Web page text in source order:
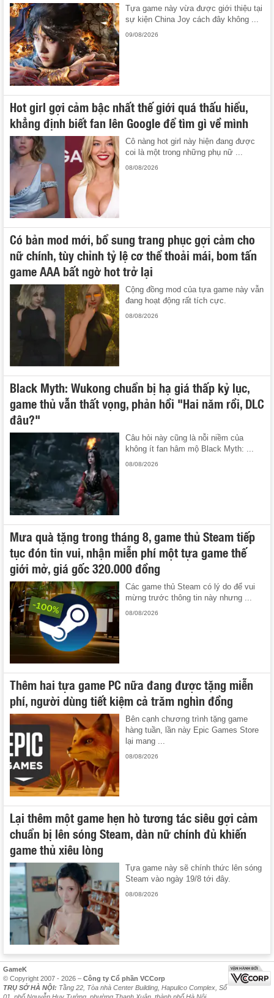
Tựa game này vừa được giới thiệu tại
sự kiện China Joy cách đây không ...
09/08/2026
Hot girl gợi cảm bậc nhất thế giới quá thấu hiểu,
khẳng định biết fan lên Google để tìm gì về mình
Cô nàng hot girl này hiện đang được
coi là một trong những phụ nữ ...
08/08/2026
Có bản mod mới, bổ sung trang phục gợi cảm cho
nữ chính, tùy chỉnh tỷ lệ cơ thể thoải mái, bom tấn
game AAA bất ngờ hot trở lại
Cộng đồng mod của tựa game này vẫn
đang hoạt động rất tích cực.
08/08/2026
Black Myth: Wukong chuẩn bị hạ giá thấp kỷ lục,
game thủ vẫn thất vọng, phản hồi "Hai năm rồi, DLC
đâu?"
Câu hỏi này cũng là nỗi niềm của
không ít fan hâm mộ Black Myth: ...
08/08/2026
Mưa quà tặng trong tháng 8, game thủ Steam tiếp
tục đón tin vui, nhận miễn phí một tựa game thế
giới mở, giá gốc 320.000 đồng
Các game thủ Steam có lý do để vui
mừng trước thông tin này nhưng ...
08/08/2026
Thêm hai tựa game PC nữa đang được tặng miễn
phí, người dùng tiết kiệm cả trăm nghìn đồng
Bên cạnh chương trình tặng game
hàng tuần, lần này Epic Games Store
lại mang ...
08/08/2026
Lại thêm một game hẹn hò tương tác siêu gợi cảm
chuẩn bị lên sóng Steam, dàn nữ chính đủ khiến
game thủ xiêu lòng
Tựa game này sẽ chính thức lên sóng
Steam vào ngày 19/8 tới đây.
08/08/2026
GameK
© Copyright 2007 - 2026 – Công ty Cổ phần VCCorp
TRỤ SỞ HÀ NỘI: Tầng 22, Tòa nhà Center Building, Hapulico Complex, Số